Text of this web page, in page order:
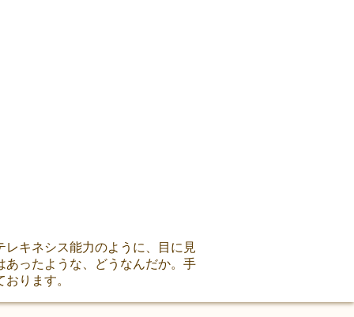
キネシス能力のように、目に見
あったような、どうなんだか。手
ります。